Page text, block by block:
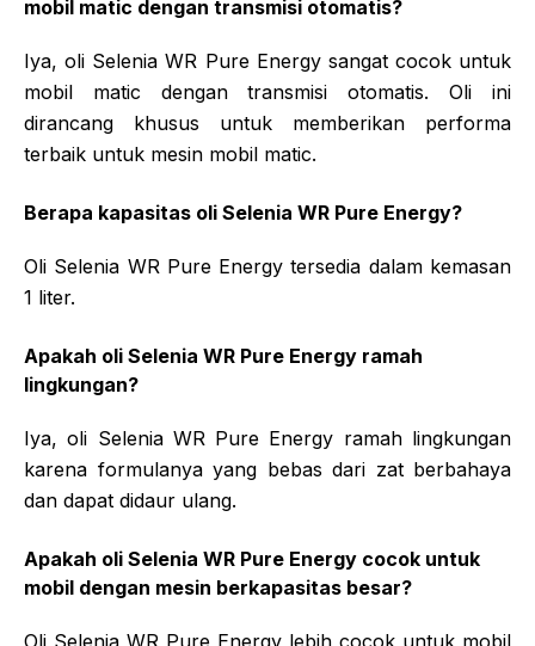
mobil matic dengan transmisi otomatis?
Iya, oli Selenia WR Pure Energy sangat cocok untuk
mobil matic dengan transmisi otomatis. Oli ini
dirancang khusus untuk memberikan performa
terbaik untuk mesin mobil matic.
Berapa kapasitas oli Selenia WR Pure Energy?
Oli Selenia WR Pure Energy tersedia dalam kemasan
1 liter.
Apakah oli Selenia WR Pure Energy ramah
lingkungan?
Iya, oli Selenia WR Pure Energy ramah lingkungan
karena formulanya yang bebas dari zat berbahaya
dan dapat didaur ulang.
Apakah oli Selenia WR Pure Energy cocok untuk
mobil dengan mesin berkapasitas besar?
Oli Selenia WR Pure Energy lebih cocok untuk mobil